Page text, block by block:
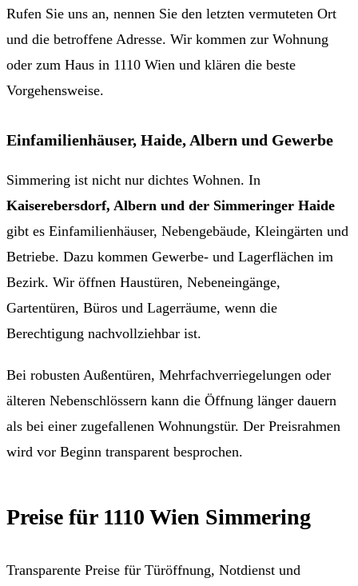
Rufen Sie uns an, nennen Sie den letzten vermuteten Ort
und die betroffene Adresse. Wir kommen zur Wohnung
oder zum Haus in 1110 Wien und klären die beste
Vorgehensweise.
Einfamilienhäuser, Haide, Albern und Gewerbe
Simmering ist nicht nur dichtes Wohnen. In
Kaiserebersdorf, Albern und der Simmeringer Haide
gibt es Einfamilienhäuser, Nebengebäude, Kleingärten und
Betriebe. Dazu kommen Gewerbe- und Lagerflächen im
Bezirk. Wir öffnen Haustüren, Nebeneingänge,
Gartentüren, Büros und Lagerräume, wenn die
Berechtigung nachvollziehbar ist.
Bei robusten Außentüren, Mehrfachverriegelungen oder
älteren Nebenschlössern kann die Öffnung länger dauern
als bei einer zugefallenen Wohnungstür. Der Preisrahmen
wird vor Beginn transparent besprochen.
Preise für 1110 Wien Simmering
Transparente Preise für Türöffnung, Notdienst und